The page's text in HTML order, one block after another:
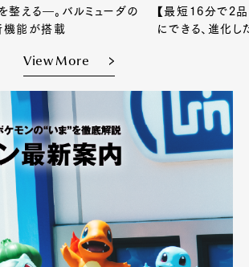
整える―。バルミューダの
新機能が搭載
【最短16分で2
にできる、進化
View More